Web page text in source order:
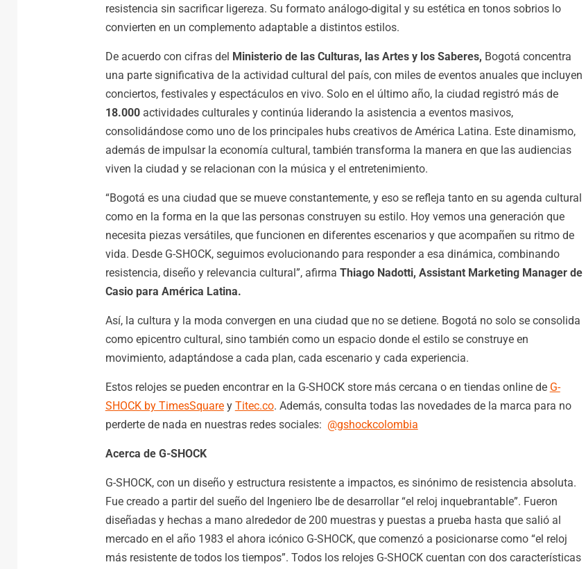
resistencia sin sacrificar ligereza. Su formato análogo-digital y su estética en tonos sobrios lo
convierten en un complemento adaptable a distintos estilos.
De acuerdo con cifras del Ministerio de las Culturas, las Artes y los Saberes, Bogotá concentra
una parte significativa de la actividad cultural del país, con miles de eventos anuales que incluyen
conciertos, festivales y espectáculos en vivo. Solo en el último año, la ciudad registró más de
18.000actividades culturales y continúa liderando la asistencia a eventos masivos,
consolidándose como uno de los principales hubs creativos de América Latina. Este dinamismo,
además de impulsar la economía cultural, también transforma la manera en que las audiencias
viven la ciudad y se relacionan con la música y el entretenimiento.
“Bogotá es una ciudad que se mueve constantemente, y eso se refleja tanto en su agenda cultural
como en la forma en la que las personas construyen su estilo. Hoy vemos una generación que
necesita piezas versátiles, que funcionen en diferentes escenarios y que acompañen su ritmo de
vida. Desde G-SHOCK, seguimos evolucionando para responder a esa dinámica, combinando
resistencia, diseño y relevancia cultural”, afirma Thiago Nadotti, Assistant Marketing Manager de
Casio para América Latina.
Así, la cultura y la moda convergen en una ciudad que no se detiene. Bogotá no solo se consolida
como epicentro cultural, sino también como un espacio donde el estilo se construye en
movimiento, adaptándose a cada plan, cada escenario y cada experiencia.
Estos relojes se pueden encontrar en la G-SHOCK store más cercana o en tiendas online de G-
SHOCK by TimesSquarey Titec.co. Además, consulta todas las novedades de la marca para no
perderte de nada en nuestras redes sociales: @gshockcolombia
Acerca de G-SHOCK
G-SHOCK, con un diseño y estructura resistente a impactos, es sinónimo de resistencia absoluta.
Fue creado a partir del sueño del Ingeniero Ibe de desarrollar “el reloj inquebrantable”. Fueron
diseñadas y hechas a mano alrededor de 200 muestras y puestas a prueba hasta que salió al
mercado en el año 1983 el ahora icónico G-SHOCK, que comenzó a posicionarse como “el reloj
más resistente de todos los tiempos”. Todos los relojes G-SHOCK cuentan con dos características